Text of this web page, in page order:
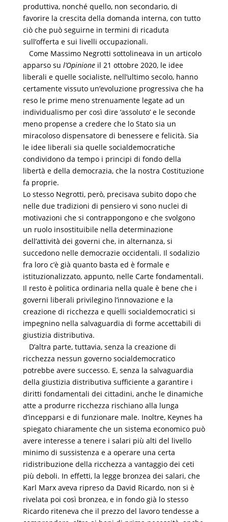
produttiva, nonché quello, non secondario, di
favorire la crescita della domanda interna, con tutto
ciò che può seguirne in termini di ricaduta
sull’offerta e sui livelli occupazionali.
Come Massimo Negrotti sottolineava in un articolo
apparso su l’Opinioneil 21 ottobre 2020, le idee
liberali e quelle socialiste, nell’ultimo secolo, hanno
certamente vissuto un’evoluzione progressiva che ha
reso le prime meno strenuamente legate ad un
individualismo per così dire ‘assoluto’ e le seconde
meno propense a credere che lo Stato sia un
miracoloso dispensatore di benessere e felicità. Sia
le idee liberali sia quelle socialdemocratiche
condividono da tempo i principi di fondo della
libertà e della democrazia, che la nostra Costituzione
fa proprie.
Lo stesso Negrotti, però, precisava subito dopo che
nelle due tradizioni di pensiero vi sono nuclei di
motivazioni che si contrappongono e che svolgono
un ruolo insostituibile nella determinazione
dell’attività dei governi che, in alternanza, si
succedono nelle democrazie occidentali. Il sodalizio
fra loro c’è già quanto basta ed è formale e
istituzionalizzato, appunto, nelle Carte fondamentali.
Il resto è politica ordinaria nella quale è bene che i
governi liberali privilegino l’innovazione e la
creazione di ricchezza e quelli socialdemocratici si
impegnino nella salvaguardia di forme accettabili di
giustizia distributiva.
D’altra parte, tuttavia, senza la creazione di
ricchezza nessun governo socialdemocratico
potrebbe avere successo. E, senza la salvaguardia
della giustizia distributiva sufficiente a garantire i
diritti fondamentali dei cittadini, anche le dinamiche
atte a produrre ricchezza rischiano alla lunga
d’incepparsi e di funzionare male. Inoltre, Keynes ha
spiegato chiaramente che un sistema economico può
avere interesse a tenere i salari più alti del livello
minimo di sussistenza e a operare una certa
ridistribuzione della ricchezza a vantaggio dei ceti
più deboli. In effetti, la legge bronzea dei salari, che
Karl Marx aveva ripreso da David Ricardo, non si è
rivelata poi così bronzea, e in fondo già lo stesso
Ricardo riteneva che il prezzo del lavoro tendesse a